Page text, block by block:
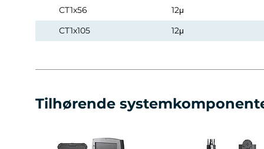
CT1x56
12μ
CT1x105
12μ
Tilhørende